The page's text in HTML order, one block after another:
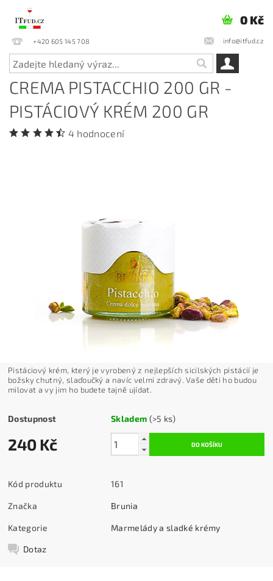
+420 605 145 708 info@itfud.cz
0 Kč
CREMA PISTACCHIO 200 GR -
PISTÁCIOVÝ KRÉM 200 GR
4 hodnocení
Pistáciový krém, který je vyrobený z nejlepších sicilských pistácií je
božsky chutný, slaďoučký a navíc velmi zdravý. Vaše děti ho budou
milovat a vy jim ho budete tajně ujídat.
Dostupnost Skladem (>5 ks)
240 Kč
Kód produktu 161
Značka Brunia
Kategorie Marmelády a sladké krémy
Dotaz